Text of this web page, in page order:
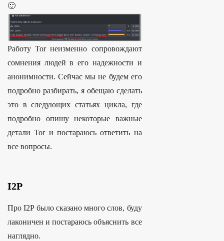
🙂
Работу Tor неизменно сопровождают
сомнения людей в его надежности и
анонимности. Сейчас мы не будем его
подробно разбирать, я обещаю сделать
это в следующих статьях цикла, где
подробно опишу некоторые важные
детали Tor и постараюсь ответить на
все вопросы.
I2P
Про I2P было сказано много слов, буду
лаконичен и постараюсь объяснить все
наглядно.